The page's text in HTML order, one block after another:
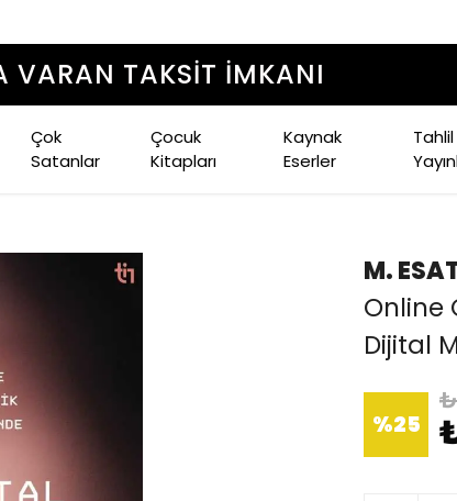
Çok
Satanlar
Çocuk
Kitapları
Kaynak
Eserler
Tahlil
M.
Online
Dijital
%25